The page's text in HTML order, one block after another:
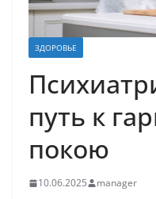
ЗДОРОВЬЕ
путь к
покою
10.06.2025 manager